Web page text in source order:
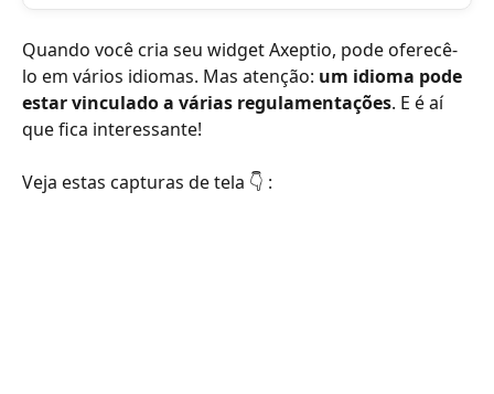
Quando você cria seu widget Axeptio, pode oferecê-
lo em vários idiomas. Mas atenção: um idioma pode
estar vinculado a várias regulamentações. E é aí
que fica interessante!
Veja estas capturas de tela 👇 :